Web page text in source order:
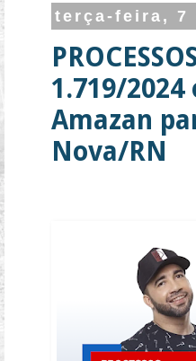
terça-feira, 7
1.719/
Amazan
Nova/RN